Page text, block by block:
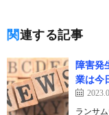
関連する記事
障害発
業は今
ランサ